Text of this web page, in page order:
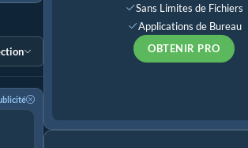
Sans Limites de Fichiers
Applications de Bureau
OBTENIR PRO